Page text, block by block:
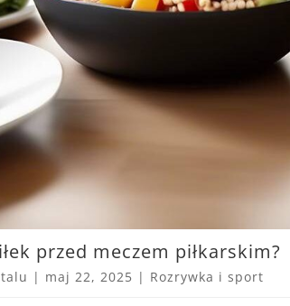
przed meczem piłkarskim?
| maj 22, 2025 | Rozrywka i sport